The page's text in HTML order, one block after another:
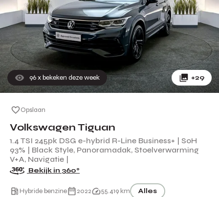
96x bekeken deze week +29
Opslaan
Volkswagen Tiguan
1.4 TSI 245pk DSG e-hybrid R-Line Business+ | SoH
93% | Black Style, Panoramadak, Stoelverwarming
V+A, Navigatie |
Bekijk in 360°
Hybride benzine 2022 55.419 km Alles